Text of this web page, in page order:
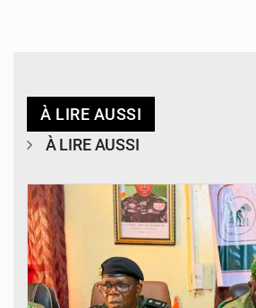
À LIRE AUSSI
À LIRE AUSSI